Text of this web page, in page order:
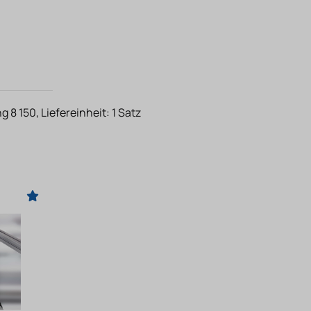
150, Liefereinheit: 1 Satz